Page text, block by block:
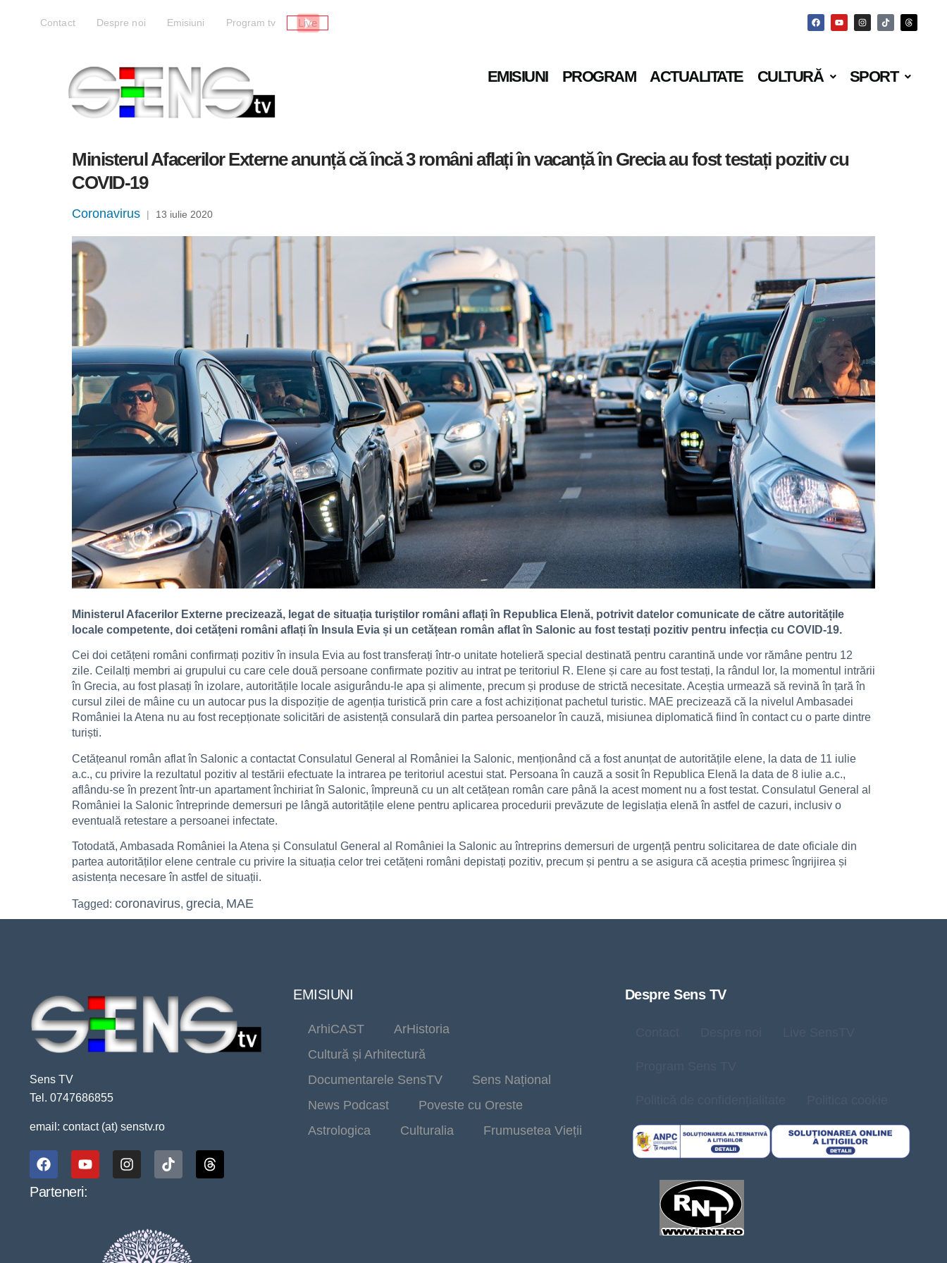
Contact Despre noi Emisiuni Program tv Live
EMISIUNI PROGRAM ACTUALITATE CULTURĂ SPORT
Ministerul Afacerilor Externe anunță că încă 3 români aflați în vacanță în Grecia au fost testați pozitiv cu
COVID-19
Coronavirus | 13 iulie 2020
Ministerul Afacerilor Externe precizează, legat de situația turiștilor români aflați în Republica Elenă, potrivit datelor comunicate de către autoritățile
locale competente, doi cetățeni români aflați în Insula Evia și un cetățean român aflat în Salonic au fost testați pozitiv pentru infecția cu COVID-19.
Cei doi cetățeni români confirmați pozitiv în insula Evia au fost transferați într-o unitate hotelieră special destinată pentru carantină unde vor rămâne pentru 12
zile. Ceilalți membri ai grupului cu care cele două persoane confirmate pozitiv au intrat pe teritoriul R. Elene și care au fost testați, la rândul lor, la momentul intrării
în Grecia, au fost plasați în izolare, autoritățile locale asigurându-le apa și alimente, precum și produse de strictă necesitate. Aceștia urmează să revină în țară în
cursul zilei de mâine cu un autocar pus la dispoziție de agenția turistică prin care a fost achiziționat pachetul turistic. MAE precizează că la nivelul Ambasadei
României la Atena nu au fost recepționate solicitări de asistență consulară din partea persoanelor în cauză, misiunea diplomatică fiind în contact cu o parte dintre
turiști.
Cetățeanul român aflat în Salonic a contactat Consulatul General al României la Salonic, menționând că a fost anunțat de autoritățile elene, la data de 11 iulie
a.c., cu privire la rezultatul pozitiv al testării efectuate la intrarea pe teritoriul acestui stat. Persoana în cauză a sosit în Republica Elenă la data de 8 iulie a.c.,
aflându-se în prezent într-un apartament închiriat în Salonic, împreună cu un alt cetățean român care până la acest moment nu a fost testat. Consulatul General al
României la Salonic întreprinde demersuri pe lângă autoritățile elene pentru aplicarea procedurii prevăzute de legislația elenă în astfel de cazuri, inclusiv o
eventuală retestare a persoanei infectate.
Totodată, Ambasada României la Atena și Consulatul General al României la Salonic au întreprins demersuri de urgență pentru solicitarea de date oficiale din
partea autorităților elene centrale cu privire la situația celor trei cetățeni români depistați pozitiv, precum și pentru a se asigura că aceștia primesc îngrijirea și
asistența necesare în astfel de situații.
Tagged: coronavirus, grecia, MAE
Sens TV
Tel. 0747686855
email: contact (at) senstv.ro
Parteneri:
EMISIUNI
ArhiCAST
ArHistoria
Cultură și Arhitectură
Documentarele SensTV
Sens Național
News Podcast
Poveste cu Oreste
Astrologica
Culturalia Frumusetea Vieții
Despre Sens TV